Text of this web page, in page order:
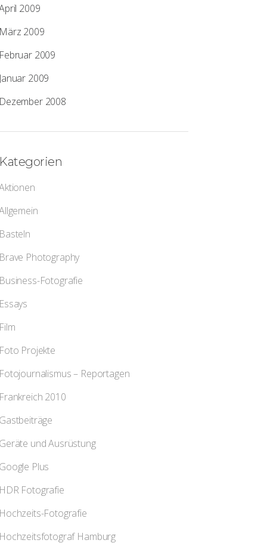
2009
März 2009
Februar 2009
Januar 2009
Dezember 2008
Kategorien
Basteln
Brave Photography
Business-Fotografie
Essays
Film
Foto Projekte
Fotojournalismus – Reportagen
Frankreich 2010
Gastbeiträge
Geräte und Ausrüstung
Google Plus
HDR Fotografie
Hochzeits-Fotografie
Hochzeitsfotograf Hamburg